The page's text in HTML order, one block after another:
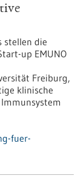
stellen die
up EMUNO
Freiburg,
klinische
fuer-